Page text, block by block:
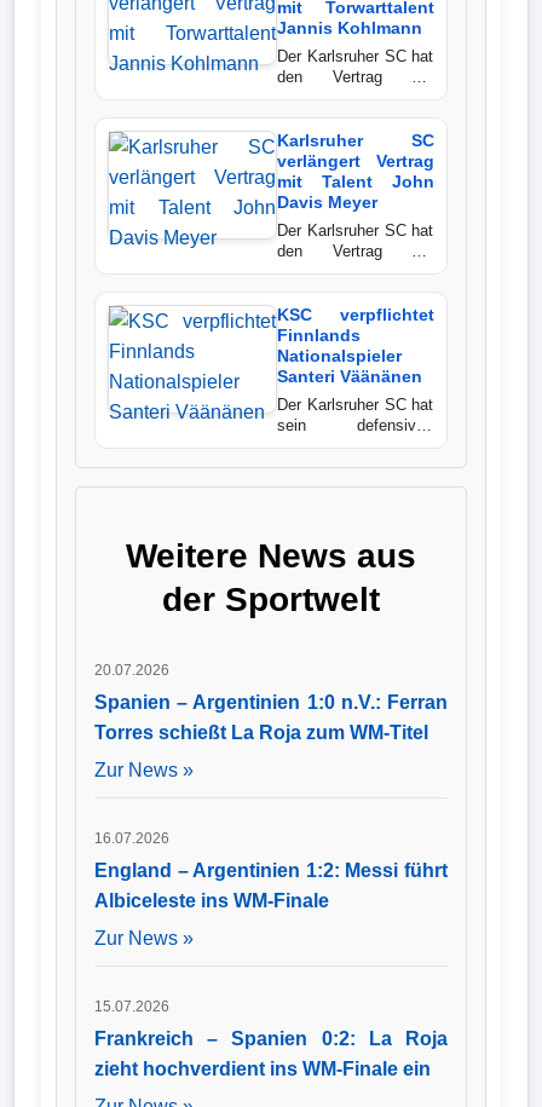
Bundesliga
Bundesliga
Ergebnisse
SONSTIGES
Fußballspieler
Vereine
Flutlichtbarde
von Red Bull
Salzburg,
unterschreibt einen
langfristigen Vertrag
und soll der Offensive
verleihen.
mit Torwarttalent
Jannis Kohlmann
Der Karlsruher SC hat
den Vertrag mit
Nachwuchstorwart
Jannis Kohlmann
langfristig verlängert.
Mit der Entscheidung
unterstreichen die
Badener erneut ihren
Kurs, talentierte
Spieler aus den
eigenen Reihen
Karlsruher SC
verlängert Vertrag
mit Talent John
Davis Meyer
Der Karlsruher SC hat
den Vertrag mit
Nachwuchsstürmer
John Davis Meyer
langfristig verlängert.
Der 17-Jährige zählt
seit Beginn der
Sommervorbereitung
zum Profikader und
gilt als eines der
vielversprechendsten
KSC verpflichtet
Finnlands
Nationalspieler
Santeri Väänänen
Der Karlsruher SC hat
sein defensives
Mittelfeld mit dem
finnischen
Nationalspieler
Jährige kommt vom
norwegischen
Erstligisten
Rosenborg BK, trägt
in das Training der
Mannschaft
eingestiegen.
Weitere News aus
der Sportwelt
20.07.2026
Spanien – Argentinien 1:0 n.V.: Ferran
Torres schießt La Roja zum WM-Titel
Zur News »
16.07.2026
England – Argentinien 1:2: Messi führt
Albiceleste ins WM-Finale
Zur News »
15.07.2026
Frankreich – Spanien 0:2: La Roja
zieht hochverdient ins WM-Finale ein